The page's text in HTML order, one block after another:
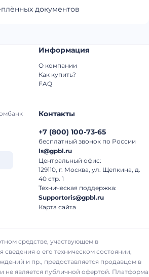
документов
Информация
О компании
Как купить?
FAQ
Контакты
+7 (800) 100-73-65
бесплатный звонок по России
ls@gpbl.ru
Центральный офис:
129110, г. Москва, ул. Щепкина, д.
40 стр. 1
Техническая поддержка:
Supportoris@gpbl.ru
Карта сайта
средстве, участвующем в
сведения о его техническом состоянии,
и пр., предоставляется продавцом в
не является публичной офертой. Платформа